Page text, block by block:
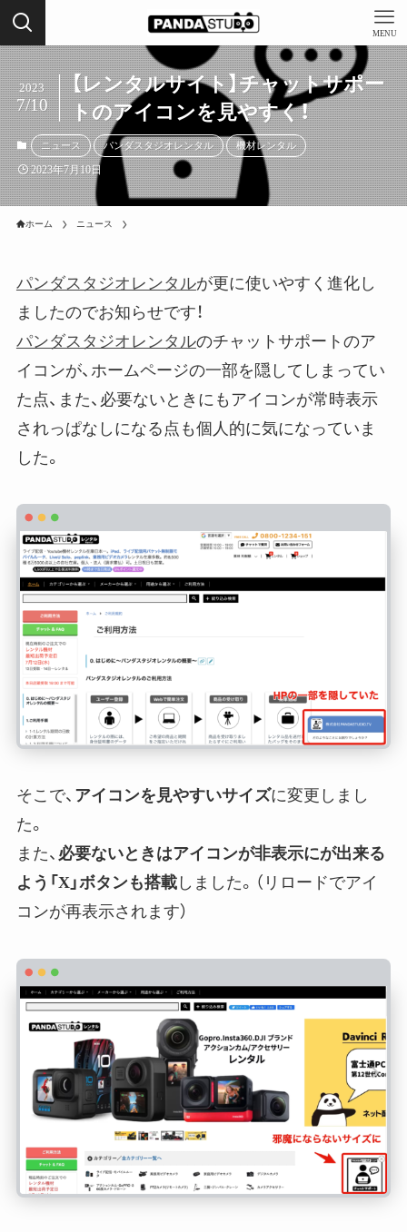
MENU
【レンタルサイト】チャットサポー
トのアイコンを見やすく！
2023
7/10
ニュース パンダスタジオレンタル 機材レンタル
2023年7月10日
ホーム ニュース
パンダスタジオレンタルが更に使いやすく進化し
ましたのでお知らせです！
パンダスタジオレンタルのチャットサポートのア
イコンが、ホームページの一部を隠してしまってい
た点、また、必要ないときにもアイコンが常時表示
されっぱなしになる点も個人的に気になっていま
した。
そこで、 アイコンを見やすいサイズに変更しまし
た。
また、 必要ないときはアイコンが非表示にが出来る
よう「X」ボタンも搭載しました。（リロードでアイ
コンが再表示されます）